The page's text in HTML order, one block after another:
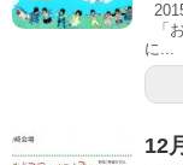
「
に...
12